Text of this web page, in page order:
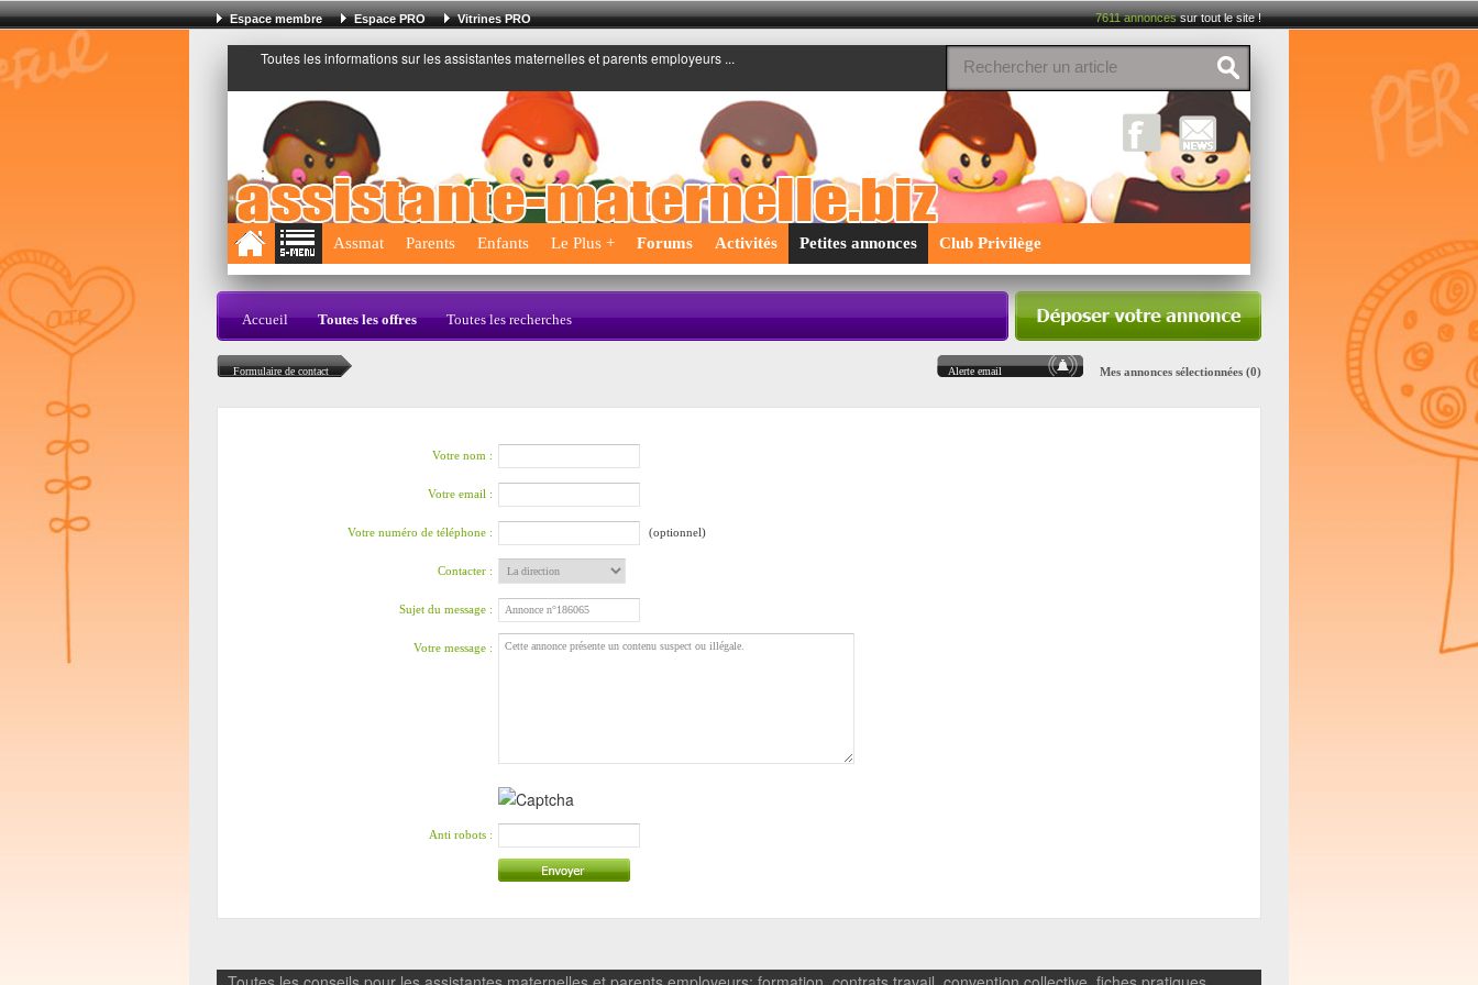
Espace membre Espace PRO Vitrines PRO 7611 annoncessur tout le site !
Toutes les informations sur les assistantes maternelles et parents employeurs ...
;
Assmat Parents Enfants Le Plus + Forums Activités Petites annonces Club Privilège
Accueil Toutes les offres Toutes les recherches
Formulaire de contact Alerte email Mes annonces sélectionnées (0)
Votre nom :
Votre email :
Votre numéro de téléphone : (optionnel)
Contacter :
Sujet du message :
Votre message :
Anti robots :